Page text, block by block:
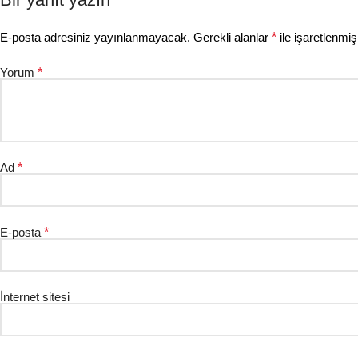
E-posta adresiniz yayınlanmayacak. Gerekli alanlar * ile
Yorum *
Ad *
E-posta *
İnternet sitesi